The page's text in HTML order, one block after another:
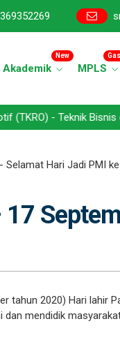
Akademik
New
MPLS
Teknik Bisnis
- Selamat Hari Jadi PMI
tahun 2020) Hari lahir
mendidik